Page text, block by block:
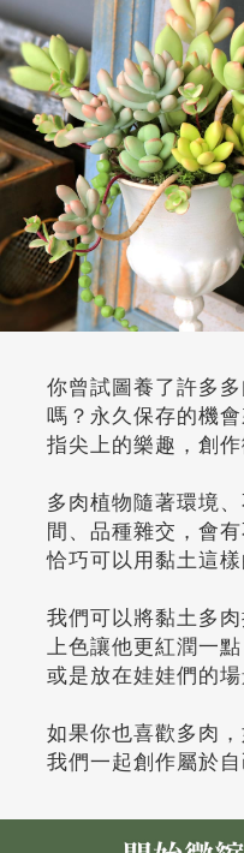
你曾試圖養了許多
嗎？永久保存的機
指尖上的樂趣，創
多肉植物隨著環境
間、品種雜交，會
恰巧可以用黏土這樣
我們可以將黏土多
上色讓他更紅潤一
或是放在娃娃們的
如果你也喜歡多肉
我們一起創作屬於